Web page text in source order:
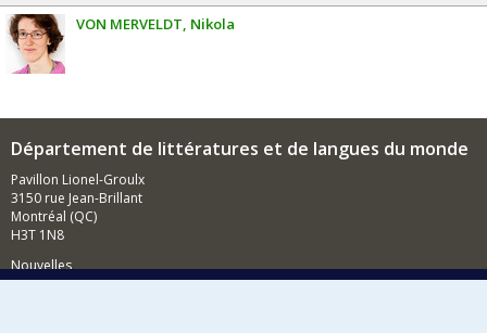
VON MERVELDT Nikola
Département de littératures et de langues du monde
Pavillon Lionel-Groulx
3150 rue Jean-Brillant
Montréal (QC)
H3T 1N8
Nouvelles